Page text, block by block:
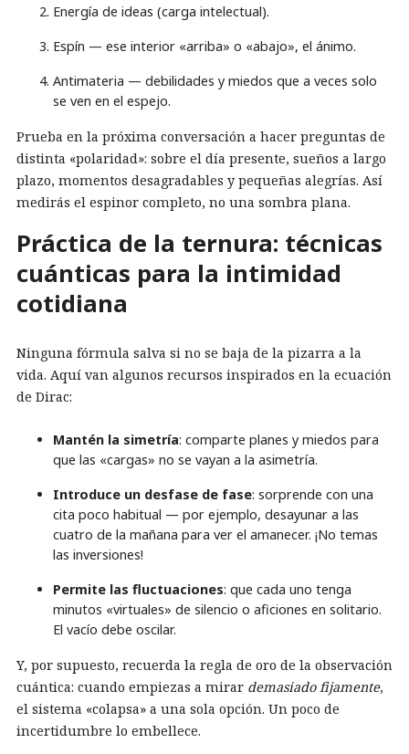
Energía de ideas (carga intelectual).
Espín — ese interior «arriba» o «abajo», el ánimo.
Antimateria — debilidades y miedos que a veces solo
se ven en el espejo.
Prueba en la próxima conversación a hacer preguntas de
distinta «polaridad»: sobre el día presente, sueños a largo
plazo, momentos desagradables y pequeñas alegrías. Así
medirás el espinor completo, no una sombra plana.
Práctica de la ternura: técnicas
cuánticas para la intimidad
cotidiana
Ninguna fórmula salva si no se baja de la pizarra a la
vida. Aquí van algunos recursos inspirados en la ecuación
de Dirac:
Mantén la simetría: comparte planes y miedos para
que las «cargas» no se vayan a la asimetría.
Introduce un desfase de fase: sorprende con una
cita poco habitual — por ejemplo, desayunar a las
cuatro de la mañana para ver el amanecer. ¡No temas
las inversiones!
Permite las fluctuaciones: que cada uno tenga
minutos «virtuales» de silencio o aficiones en solitario.
El vacío debe oscilar.
Y, por supuesto, recuerda la regla de oro de la observación
cuántica: cuando empiezas a mirar demasiado fijamente,
el sistema «colapsa» a una sola opción. Un poco de
incertidumbre lo embellece.